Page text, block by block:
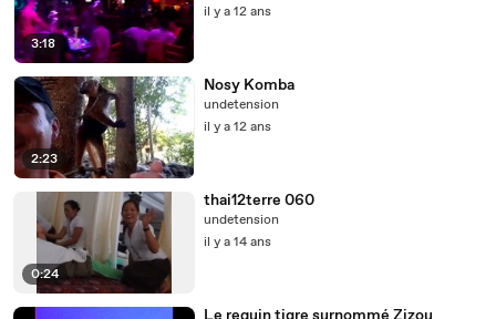
3:18
il y a 12 ans
2:23
Nosy Komba
undetension
il y a 12 ans
0:24
thai12terre 060
undetension
il y a 14 ans